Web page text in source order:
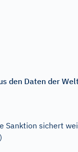
den Daten der
Sanktion sichert